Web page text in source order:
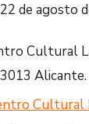
de agosto
Cultural
Alicante.
Cultural